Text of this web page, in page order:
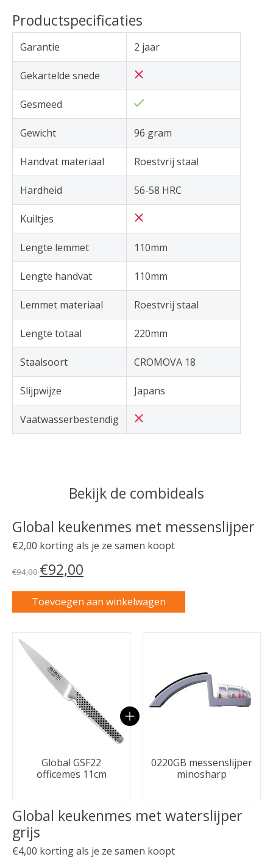
Productspecificaties
Garantie 2 jaar
Gekartelde snede
Gesmeed
Gewicht 96 gram
Handvat materiaal Roestvrij staal
Hardheid 56-58 HRC
Kuiltjes
Lengte lemmet 110mm
Lengte handvat 110mm
Lemmet materiaal Roestvrij staal
Lengte totaal 220mm
Staalsoort CROMOVA 18
Slijpwijze Japans
Vaatwasserbestendig
Bekijk de combideals
Global keukenmes met messenslijper
€2,00 korting als je ze samen koopt
€94,00€92,00
Toevoegen aan winkelwagen
Carrousel van gebundelde producten
Global GSF22
officemes 11cm
0220GB messenslijper
minosharp
Global keukenmes met waterslijper
grijs
€4,00 korting als je ze samen koopt